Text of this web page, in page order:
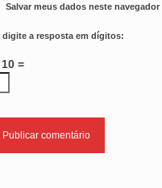
Salvar meus dados neste
digite a resposta em dígitos:
=